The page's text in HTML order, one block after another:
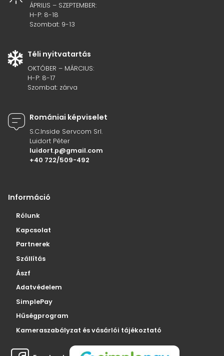
ÁPRILIS – SZEPTEMBER:
H-P: 8-18
Szombat: 9-13
Téli nyitvatartás
OKTÓBER – MÁRCIUS:
H-P: 8-17
Szombat: zárva
Romániai képviselet
S.C.Inside Servcom Srl.
Luidort Péter
luidort.p@gmail.com
+40 722/509-492
Információ
Rólunk
Kapcsolat
Partnerek
Szállítás
Ászf
Adatvédelem
SimplePay
Hűségprogram
Kameraszabályzat és vásárlói tájékoztató